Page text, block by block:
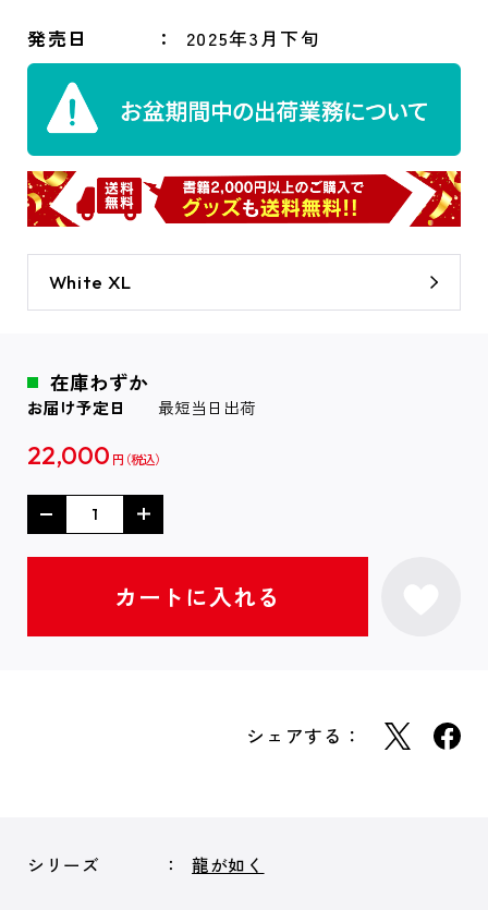
発売日 2025年3月下旬
White XL
在庫わずか
お届け予定日 最短当日出荷
22,000 円
シェアする：
シリーズ 龍が如く